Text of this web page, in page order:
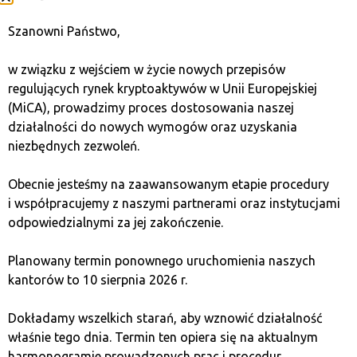
nagrody, co wynika z podziału puli wynagrodzeń.
Kolejnym aspektem jest długość okresu blokady
środków. W niektórych projektach staking wymaga
zamrożenia tokenów na określony czas, co może
wpływać na ich płynność. Istnieją jednak rozwiązania
pozwalające na elastyczne zarządzanie środkami, takie
reprezentującymi zdeponowane zasoby.
Nie bez znaczenia pozostaje także wybór
tokenów warto sprawdzić reputację oraz historię
operatora, aby uniknąć ryzyka utraty środków
technicznych.
Szanowni Państwo,
w związku z wejściem w życie nowych przepisów
regulujących rynek kryptoaktywów w Unii Europejskiej
(MiCA), prowadzimy proces dostosowania naszej
działalności do nowych wymogów oraz uzyskania
niezbędnych zezwoleń.
Obecnie jesteśmy na zaawansowanym etapie procedury
i współpracujemy z naszymi partnerami oraz instytucjami
odpowiedzialnymi za jej zakończenie.
Planowany termin ponownego uruchomienia naszych
kantorów to 10 sierpnia 2026 r.
Dokładamy wszelkich starań, aby wznowić działalność
właśnie tego dnia. Termin ten opiera się na aktualnym